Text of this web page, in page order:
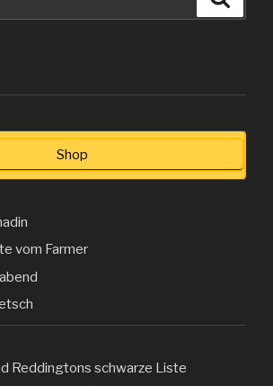
Shop
vom Farmer
Reddingtons schwarze Liste